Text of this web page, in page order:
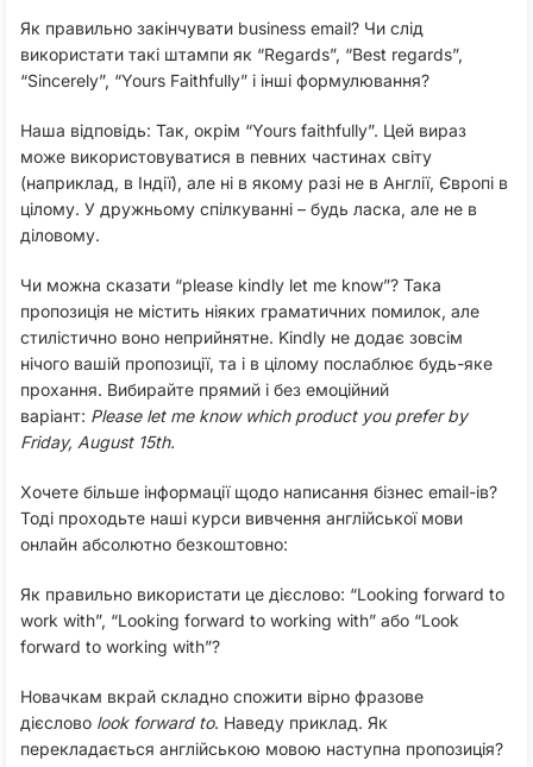
Як правильно закінчувати business email? Чи слід
використати такі штампи як “Regards”, “Best regards”,
“Sincerely”, “Yours Faithfully” і інші формулювання?
Наша відповідь: Так, окрім “Yours faithfully”. Цей вираз
може використовуватися в певних частинах світу
(наприклад, в Індії), але ні в якому разі не в Англії, Європі в
цілому. У дружньому спілкуванні – будь ласка, але не в
діловому.
Чи можна сказати “please kindly let me know”? Така
пропозиція не містить ніяких граматичних помилок, але
стилістично воно неприйнятне. Kindly не додає зовсім
нічого вашій пропозиції, та і в цілому послаблює будь-яке
прохання. Вибирайте прямий і без емоційний
варіант: Please let me know which product you prefer by
Friday, August 15th.
Хочете більше інформації щодо написання бізнес email-ів?
Тоді проходьте наші курси вивчення англійської мови
онлайн абсолютно безкоштовно:
Як правильно використати це дієслово: “Looking forward to
work with”, “Looking forward to working with” або “Look
forward to working with”?
Новачкам вкрай складно спожити вірно фразове
дієслово look forward to. Наведу приклад. Як
перекладається англійською мовою наступна пропозиція?